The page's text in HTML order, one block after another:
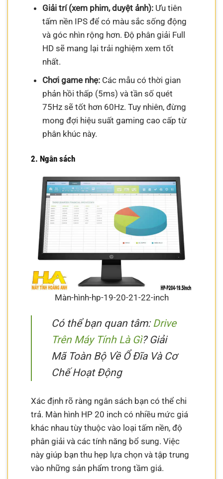
Giải trí (xem phim, duyệt ảnh):Ưu tiên
tấm nền IPS để có màu sắc sống động
và góc nhìn rộng hơn. Độ phân giải Full
HD sẽ mang lại trải nghiệm xem tốt
nhất.
Chơi game nhẹ:Các mẫu có thời gian
phản hồi thấp (5ms) và tần số quét
75Hz sẽ tốt hơn 60Hz. Tuy nhiên, đừng
mong đợi hiệu suất gaming cao cấp từ
phân khúc này.
2. Ngân sách
Màn-hình-hp-19-20-21-22-inch
Có thể bạn quan tâm:Drive
Trên Máy Tính Là Gì? Giải
Mã Toàn Bộ Về Ổ Đĩa Và Cơ
Chế Hoạt Động
Xác định rõ ràng ngân sách bạn có thể chi
trả. Màn hình HP 20 inch có nhiều mức giá
khác nhau tùy thuộc vào loại tấm nền, độ
phân giải và các tính năng bổ sung. Việc
này giúp bạn thu hẹp lựa chọn và tập trung
vào những sản phẩm trong tầm giá.